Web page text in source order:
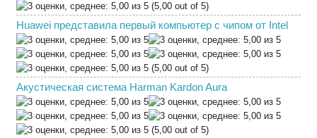
(5,00 out of 5)
Huawei представила первый компьютер с чипом от Intel
(5,00 out of 5)
Акустическая система Harman Kardon Aura
(5,00 out of 5)